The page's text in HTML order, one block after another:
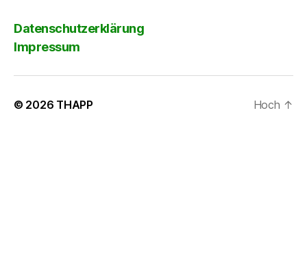
Datenschutzerklärung
Impressum
© 2026 THAPP Hoch ↑